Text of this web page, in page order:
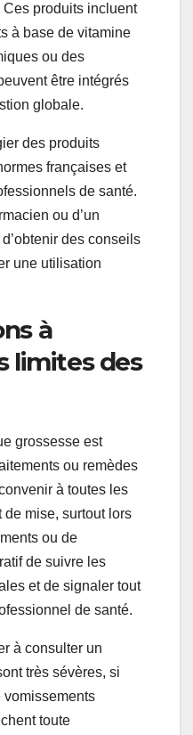
produits incluent
à base de vitamine
ou des
être intégrés
globale.
des produits
françaises et
de santé.
ou d’un
des conseils
une utilisation
à
limites des
grossesse est
ou remèdes
à toutes les
de mise, surtout lors
ou de
de suivre les
et de signaler tout
de santé.
à consulter un
très sévères, si
vomissements
toute